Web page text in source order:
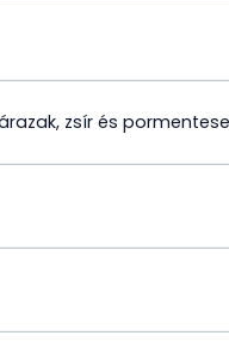
zsír és